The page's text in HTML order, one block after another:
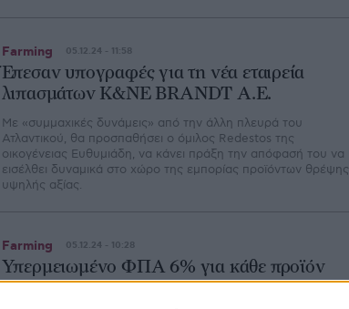
Farming 05.12.24 - 11:58
Έπεσαν υπογραφές για τη νέα εταιρεία
λιπασμάτων Κ&ΝΕ BRANDT Α.Ε.
Με «συµµαχικές δυνάµεις» από την άλλη πλευρά του
Ατλαντικού, θα προσπαθήσει ο όµιλος Redestos της
οικογένειας Ευθυµιάδη, να κάνει πράξη την απόφασή του να
εισέλθει δυναµικά στο χώρο της εµπορίας προϊόντων θρέψης
υψηλής αξίας.
Farming 05.12.24 - 10:28
Υπερμειωμένο ΦΠΑ 6% για κάθε προϊόν
θρέψης χρειάζεται η αγορά